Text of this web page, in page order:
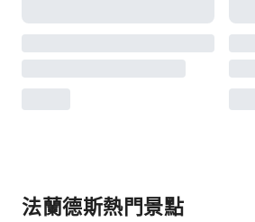
法蘭德斯熱門景點